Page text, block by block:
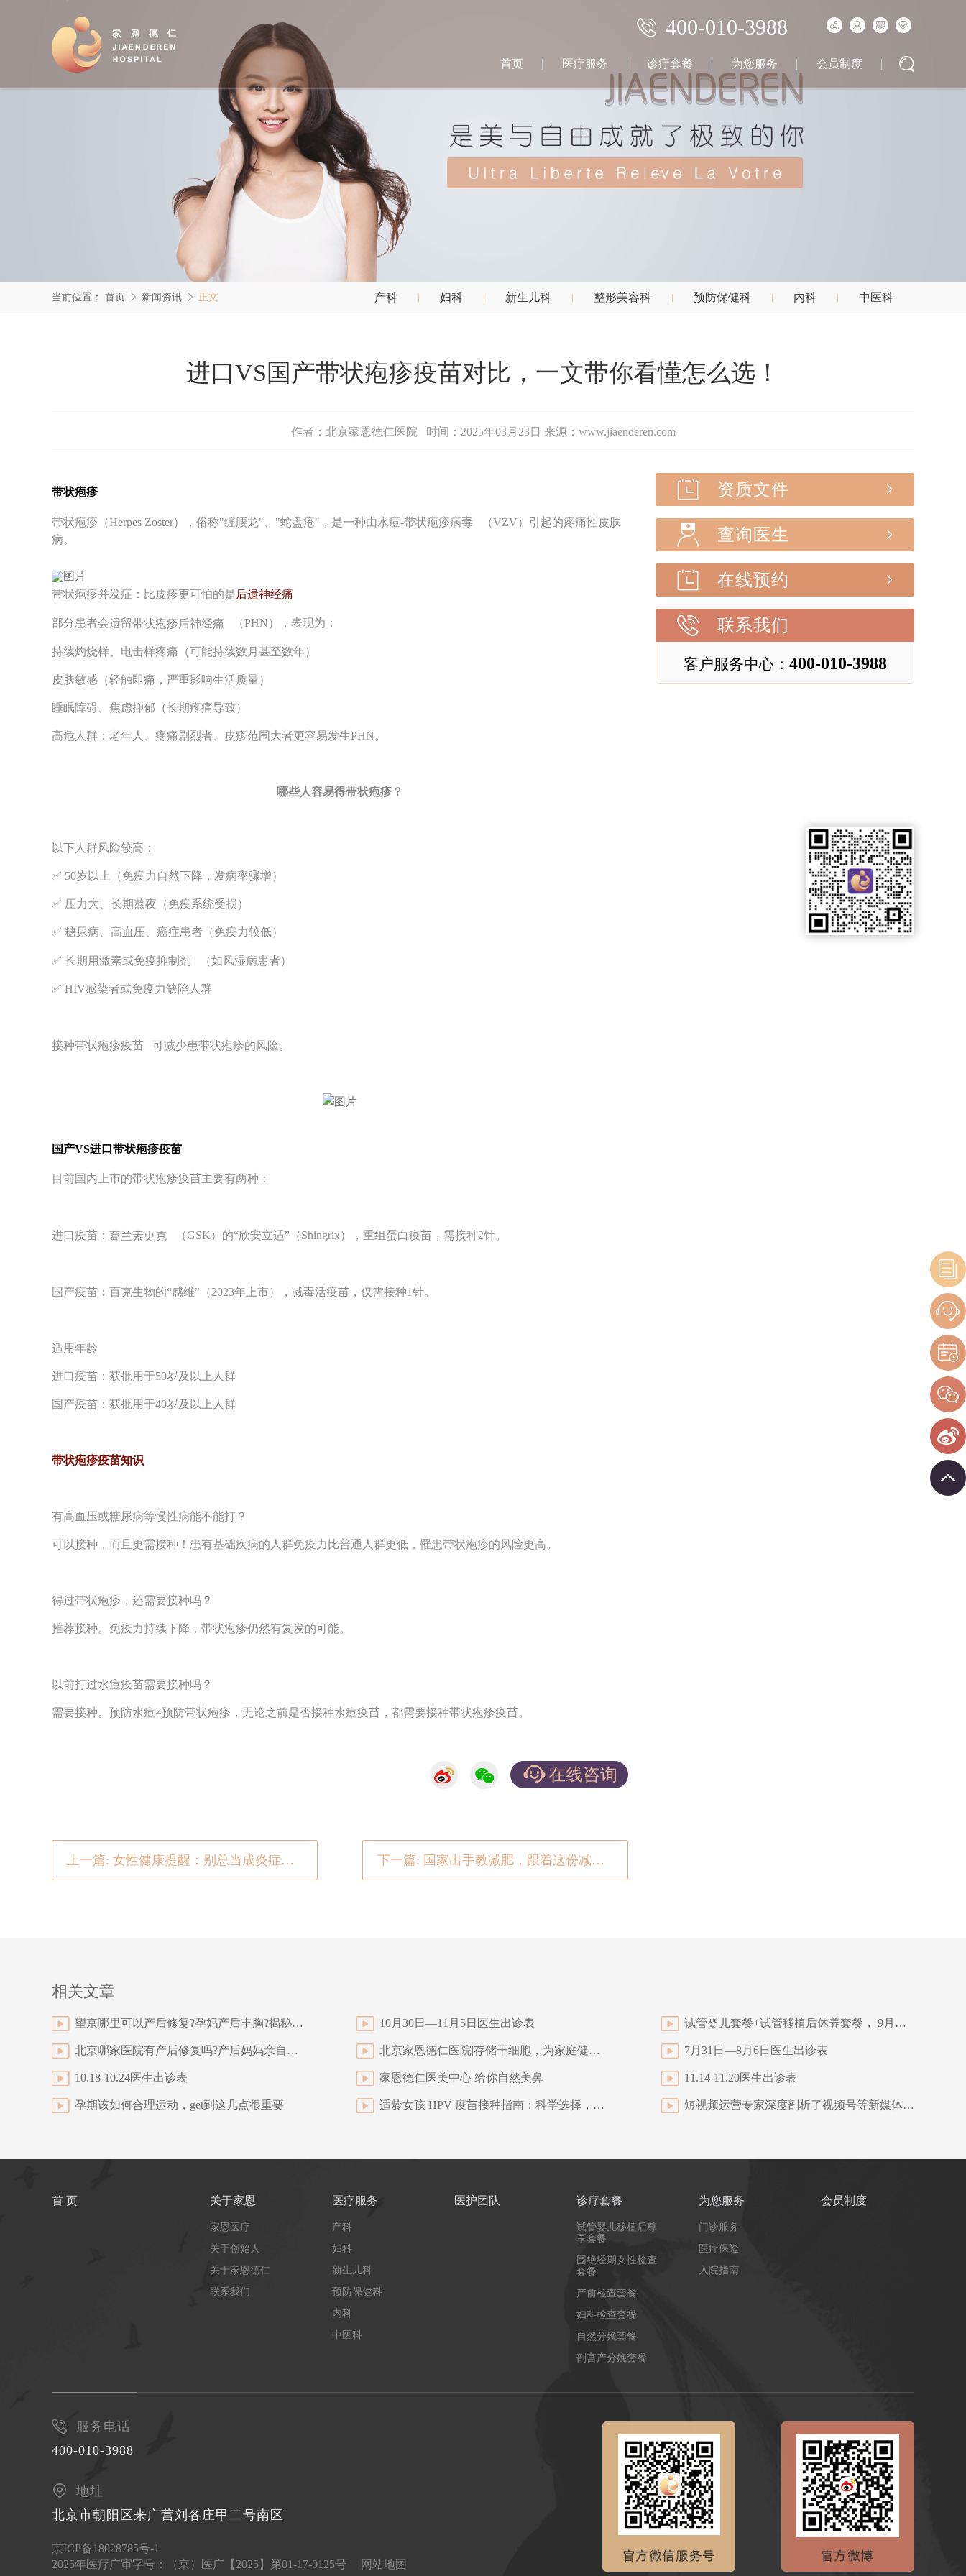
400-010-3988
首页 医疗服务 诊疗套餐 为您服务 会员制度
当前位置： 首页 新闻资讯 正文 产科 妇科 新生儿科 整形美容科 预防保健科 内科 中医科
进口VS国产带状疱疹疫苗对比，一文带你看懂怎么选！
作者：北京家恩德仁医院 时间：2025年03月23日 来源：www.jiaenderen.com
带状疱疹
带状疱疹（Herpes Zoster），俗称"缠腰龙"、"蛇盘疮"，是一种由水痘-带状疱疹病毒
（VZV）引起的疼痛性皮肤
病。
带状疱疹并发症：比皮疹更可怕的是后遗神经痛
部分患者会遗留带状疱疹后神经痛 （PHN），表现为：
持续灼烧样、电击样疼痛（可能持续数月甚至数年）
皮肤敏感（轻触即痛，严重影响生活质量）
睡眠障碍、焦虑抑郁（长期疼痛导致）
高危人群：老年人、疼痛剧烈者、皮疹范围大者更容易发生PHN。
哪些人容易得带状疱疹？
以下人群风险较高：
✅ 50岁以上（免疫力自然下降，发病率骤增）
✅ 压力大、长期熬夜（免疫系统受损）
✅ 糖尿病、高血压、癌症患者（免疫力较低）
✅ 长期用激素或免疫抑制剂 （如风湿病患者）
✅ HIV感染者或免疫力缺陷人群
接种带状疱疹疫苗 可减少患带状疱疹的风险。
国产VS进口带状疱疹疫苗
目前国内上市的带状疱疹疫苗主要有两种：
进口疫苗： 葛兰素史克 （GSK）的“欣安立适”（Shingrix），重组蛋白疫苗，需接种2针。
国产疫苗：百克生物的“感维”（2023年上市），减毒活疫苗，仅需接种1针。
适用年龄
进口疫苗：获批用于50岁及以上人群
国产疫苗：获批用于40岁及以上人群
带状疱疹疫苗知识
有高血压或糖尿病等慢性病能不能打？
可以接种，而且更需接种！患有基础疾病的人群免疫力比普通人群更低，罹患带状疱疹的风险更高。
得过带状疱疹，还需要接种吗？
推荐接种。免疫力持续下降，带状疱疹仍然有复发的可能。
以前打过水痘疫苗需要接种吗？
需要接种。预防水痘≠预防带状疱疹，无论之前是否接种水痘疫苗，都需要接种带状疱疹疫苗。
在线咨询
上一篇: 女性健康提醒：别总当成炎症！这些症状，可能是宫颈癌信号 下一篇: 国家出手教减肥，跟着这份减肥指南，吃着吃着就瘦了~
资质文件
查询医生
在线预约
联系我们
客户服务中心： 400-010-3988
相关文章
望京哪里可以产后修复?孕妈产后丰胸?揭秘断奶后丰胸秘籍 10月30日—11月5日医生出诊表 试管婴儿套餐+试管移植后休养套餐， 9月限时抢购|这一次，优惠到尖叫
北京哪家医院有产后修复吗?产后妈妈亲自体验与什么减肥的方法吗 北京家恩德仁医院|存储干细胞，为家庭健康续航 7月31日—8月6日医生出诊表
10.18-10.24医生出诊表 家恩德仁医美中心 给你自然美鼻 11.14-11.20医生出诊表
孕期该如何合理运动，get到这几点很重要 适龄女孩 HPV 疫苗接种指南：科学选择，灵活替代，守护一生健康 短视频运营专家深度剖析了视频号等新媒体平台流量
首 页 关于家恩
家恩医疗
关于创始人
关于家恩德仁
联系我们
医疗服务
产科
妇科
新生儿科
预防保健科
内科
中医科
医护团队 诊疗套餐
试管婴儿移植后尊
享套餐
围绝经期女性检查
套餐
产前检查套餐
妇科检查套餐
自然分娩套餐
剖宫产分娩套餐
为您服务
门诊服务
医疗保险
入院指南
会员制度
服务电话
400-010-3988
地址
北京市朝阳区来广营刘各庄甲二号南区
京ICP备18028785号-1
2025年医疗广审字号：（京）医广【2025】第01-17-0125号
网站地图